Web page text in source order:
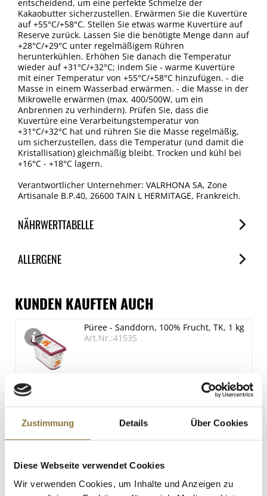
Zustimmung Details Über Cookies
Diese Webseite verwendet Cookies
Wir verwenden Cookies, um Inhalte und Anzeigen zu
entscheidend, um eine perfekte Schmelze der
Kakaobutter sicherzustellen. Erwärmen Sie die Kuvertüre
auf +55°C/+58°C. Stellen Sie etwas warme Kuvertüre auf
Reserve zurück. Lassen Sie die benötigte Menge dann auf
+28°C/+29°C unter regelmäßigem Rühren
herunterkühlen. Erhöhen Sie danach die Temperatur
wieder auf +31°C/+32°C; indem Sie - warme Kuvertüre
mit einer Temperatur von +55°C/+58°C hinzufügen. - die
Masse in einem Wasserbad erwärmen. - die Masse in der
Mikrowelle erwärmen (max. 400/500W, um ein
Anbrennen zu verhindern). Prüfen Sie, dass die
Kuvertüre eine Verarbeitungstemperatur von
+31°C/+32°C hat und rühren Sie die Masse regelmäßig,
um sicherzustellen, dass die Temperatur (und damit die
Kristallisation) gleichmäßig bleibt. Trocken und kühl bei
+16°C - +18°C lagern.
Verantwortlicher Unternehmer: VALRHONA SA, Zone
Artisanale B.P.40, 26600 TAIN L HERMITAGE, Frankreich.
NÄHRWERTTABELLE
je 100g
Fett
40 g
davon gesättigte Fettsäuren
24 g
42 g
38 g
7.4 g
Salz
ALLERGENE
Spuren / Enthalten
Glutenhaltige Getreide
Spuren
Eier
Spuren
Spuren
Spuren
Enthalten
KUNDEN KAUFTEN AUCH
LEBENSMITTELKENNZEICHNUNGEN
Püree - Sanddorn, 100% Frucht, TK, 1 kg
Art.Nr.:41535
€ 23,95
St.